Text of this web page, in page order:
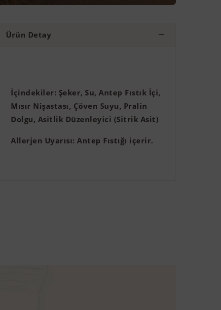
Ürün Detay
İçindekiler: Şeker, Su, Antep Fıstık İçi,
Mısır Nişastası, Çöven Suyu, Pralin
Dolgu, Asitlik Düzenleyici (Sitrik Asit)
Allerjen Uyarısı: Antep Fıstığı içerir.